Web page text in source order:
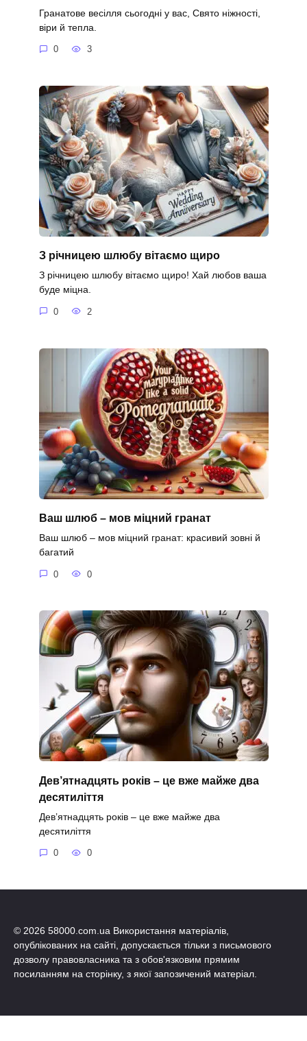
Гранатове весілля сьогодні у вас, Свято ніжності,
віри й тепла.
0 3
З річницею шлюбу вітаємо щиро
З річницею шлюбу вітаємо щиро! Хай любов ваша
буде міцна.
0 2
Ваш шлюб – мов міцний гранат
Ваш шлюб – мов міцний гранат: красивий зовні й
багатий
0 0
Дев’ятнадцять років – це вже майже два
десятиліття
Дев’ятнадцять років – це вже майже два
десятиліття
0 0
© 2026 58000.com.ua Використання матеріалів,
опублікованих на сайті, допускається тільки з письмового
дозволу правовласника та з обов'язковим прямим
посиланням на сторінку, з якої запозичений матеріал.